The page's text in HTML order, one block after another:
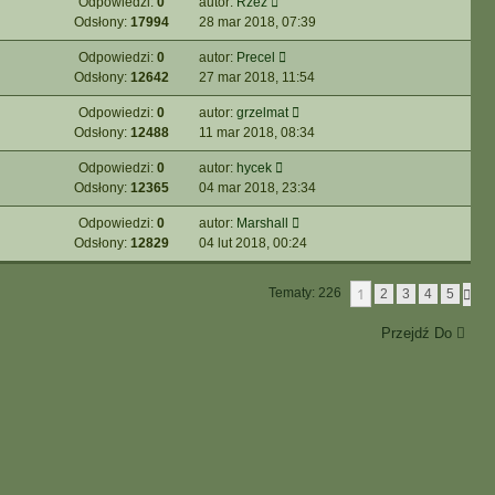
Odsłony: 17994
28 mar 2018, 07:39
Odpowiedzi: 0
Odsłony: 12642
autor: Precel
27 mar 2018, 11:54
Odpowiedzi: 0
Odsłony: 12488
autor: grzelmat
11 mar 2018, 08:34
Odpowiedzi: 0
Odsłony: 12365
autor: hycek
04 mar 2018, 23:34
Odpowiedzi: 0
Odsłony: 12829
autor: Marshall
04 lut 2018, 00:24
Tematy: 226 1 2 3 4 5
Przejdź Do